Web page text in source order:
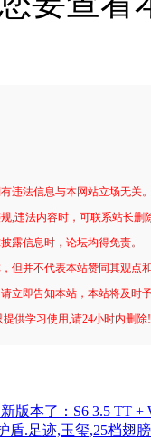
违法信息与本网站立场无关
,违法内容时，可联系站长删
露信息时，论坛均得免责。
但并不代表本站赞同其观点
立即告知本站，本站将及时
供学习使用,请24小时内删
版本了：S6 3.5 TT +
盾.足迹,玉玺,25档翅